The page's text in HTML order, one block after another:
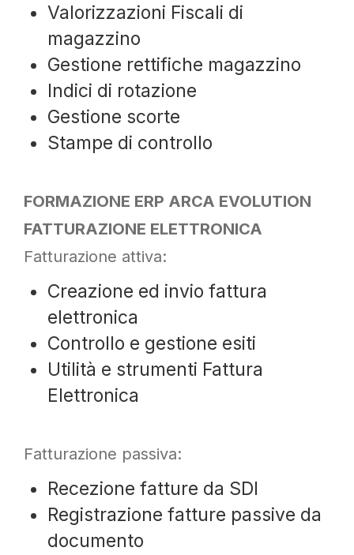
Valorizzazioni Fiscali di
magazzino
Gestione rettifiche magazzino
Indici di rotazione
Gestione scorte
Stampe di controllo
FORMAZIONE ERP ARCA EVOLUTION
FATTURAZIONE ELETTRONICA
Fatturazione attiva:
Creazione ed invio fattura
elettronica
Controllo e gestione esiti
Utilità e strumenti Fattura
Elettronica
Fatturazione passiva:
Recezione fatture da SDI
Registrazione fatture passive da
documento